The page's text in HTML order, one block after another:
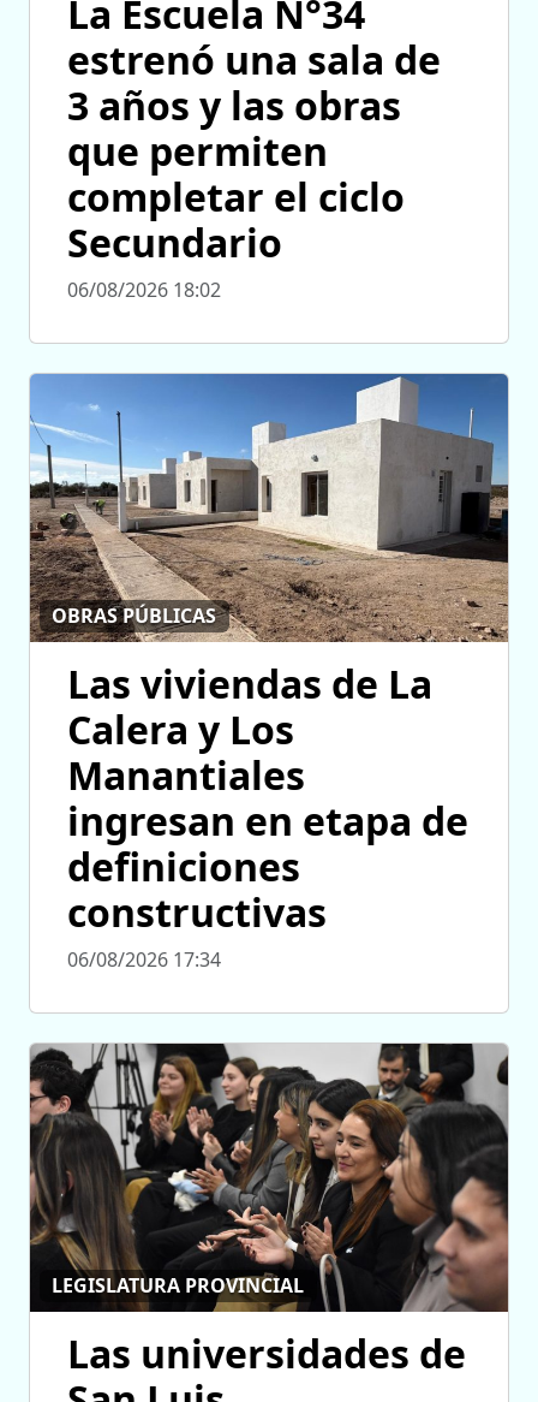
La Escuela N°34
estrenó una sala de
3 años y las obras
que permiten
completar el ciclo
Secundario
06/08/2026 18:02
OBRAS PÚBLICAS
Las viviendas de La
Calera y Los
Manantiales
ingresan en etapa de
definiciones
constructivas
06/08/2026 17:34
LEGISLATURA PROVINCIAL
Las universidades de